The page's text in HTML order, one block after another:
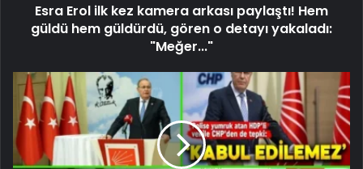
Esra Erol ilk kez kamera arkası paylaştı! Hem
güldü hem güldürdü, gören o detayı yakaladı:
"Meğer..."